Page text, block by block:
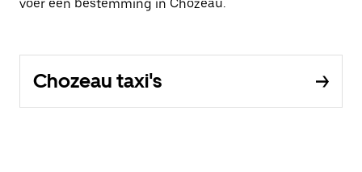
voer een bestemming in Chozeau.
Chozeau taxi's